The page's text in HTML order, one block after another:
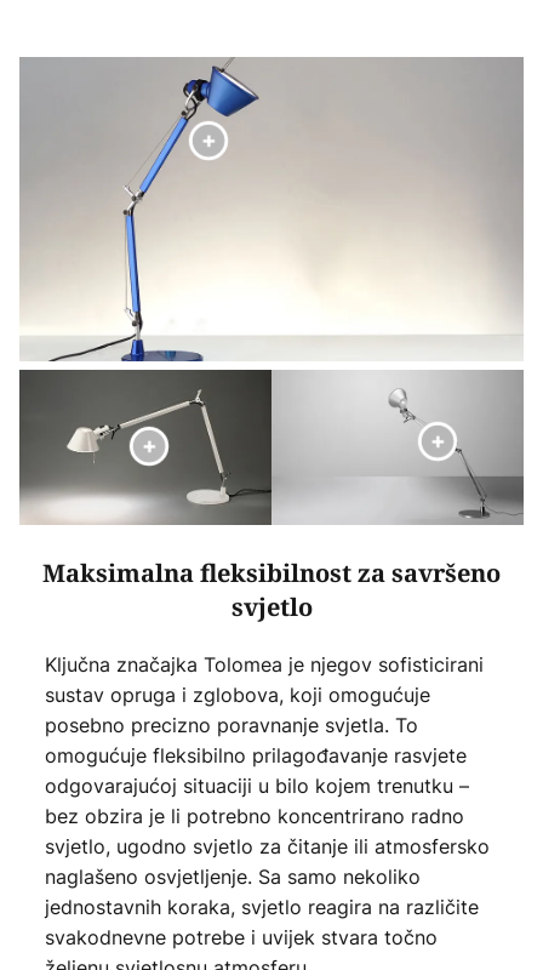
Maksimalna fleksibilnost za savršeno
svjetlo
Ključna značajka Tolomea je njegov sofisticirani
sustav opruga i zglobova, koji omogućuje
posebno precizno poravnanje svjetla. To
omogućuje fleksibilno prilagođavanje rasvjete
odgovarajućoj situaciji u bilo kojem trenutku –
bez obzira je li potrebno koncentrirano radno
svjetlo, ugodno svjetlo za čitanje ili atmosfersko
naglašeno osvjetljenje. Sa samo nekoliko
jednostavnih koraka, svjetlo reagira na različite
svakodnevne potrebe i uvijek stvara točno